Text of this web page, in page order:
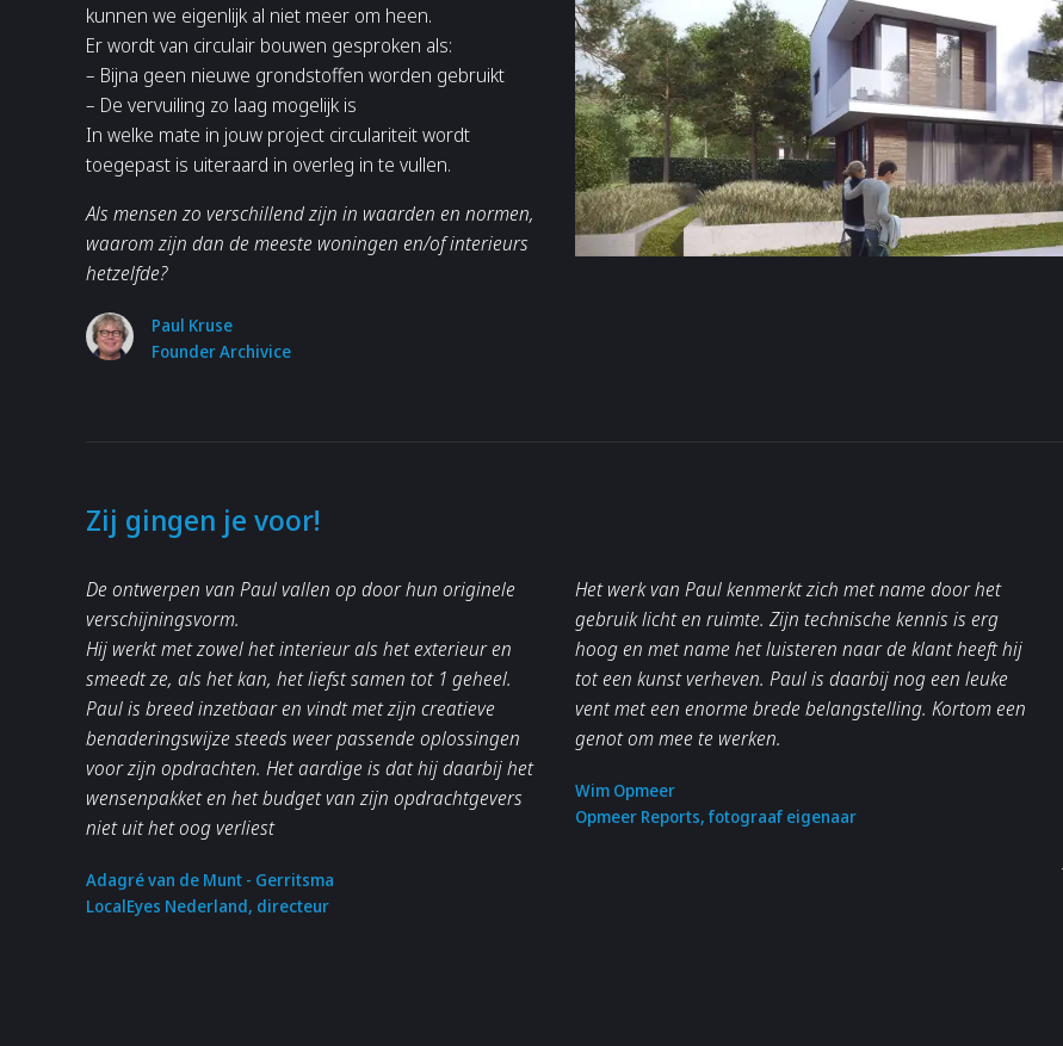
kunnen we eigenlijk al niet meer om heen.
Er wordt van circulair bouwen gesproken als:
– Bijna geen nieuwe grondstoffen worden gebruikt
– De vervuiling zo laag mogelijk is
In welke mate in jouw project circulariteit wordt
toegepast is uiteraard in overleg in te vullen.
Als mensen zo verschillend zijn in waarden en normen,
waarom zijn dan de meeste woningen en/of interieurs
hetzelfde?
Paul Kruse
Founder Archivice
Zij gingen je voor!
De ontwerpen van Paul vallen op door hun originele
verschijningsvorm.
Hij werkt met zowel het interieur als het exterieur en
smeedt ze, als het kan, het liefst samen tot 1 geheel.
Paul is breed inzetbaar en vindt met zijn creatieve
benaderingswijze steeds weer passende oplossingen
voor zijn opdrachten. Het aardige is dat hij daarbij het
wensenpakket en het budget van zijn opdrachtgevers
niet uit het oog verliest
Adagré van de Munt - Gerritsma
LocalEyes Nederland, directeur
Het werk van Paul kenmerkt zich met name door het
gebruik licht en ruimte. Zijn technische kennis is erg
hoog en met name het luisteren naar de klant heeft hij
tot een kunst verheven. Paul is daarbij nog een leuke
vent met een enorme brede belangstelling. Kortom een
genot om mee te werken.
Wim Opmeer
Opmeer Reports, fotograaf eigenaar